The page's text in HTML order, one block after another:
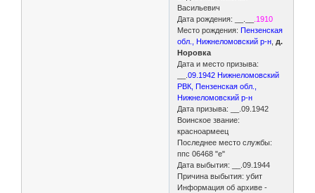
Васильевич
Дата рождения: __.__
.1910
Место рождения:Пензенская
обл., Нижнеломовский р-н д.
Норовка
Дата и место призыва:
__.09.1942 Нижнеломовский
РВК, Пензенская обл.,
Нижнеломовский р-н
Дата призыва: __.09.1942
Воинское звание:
красноармеец
Последнее место службы:
ппс 06468 "е"
Дата выбытия: __.09.1944
Причина выбытия: убит
Информация об архиве -